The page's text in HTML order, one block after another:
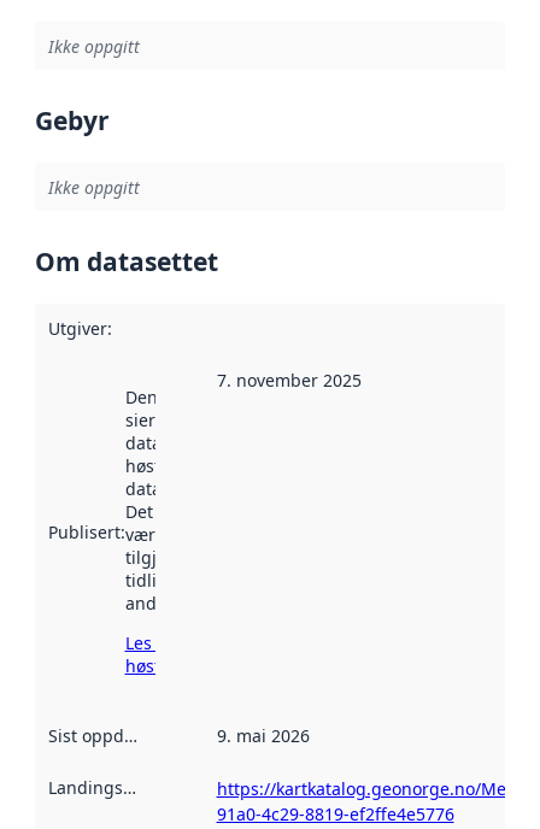
Ikke oppgitt
Gebyr
Ikke oppgitt
Om datasettet
Utgiver:
Publisert:
Denne datoen
sier når
datasettet ble
høstet av
data.norge.no.
Det kan ha
vært
tilgjengelig
tidligere
andre steder.
Les mer om
høsting her
7. november 2025
Sist oppdatert 9. mai 2026
Landingsside
https://kartkatalog.geonorge.no/
91a0-4c29-8819-ef2ffe4e5776